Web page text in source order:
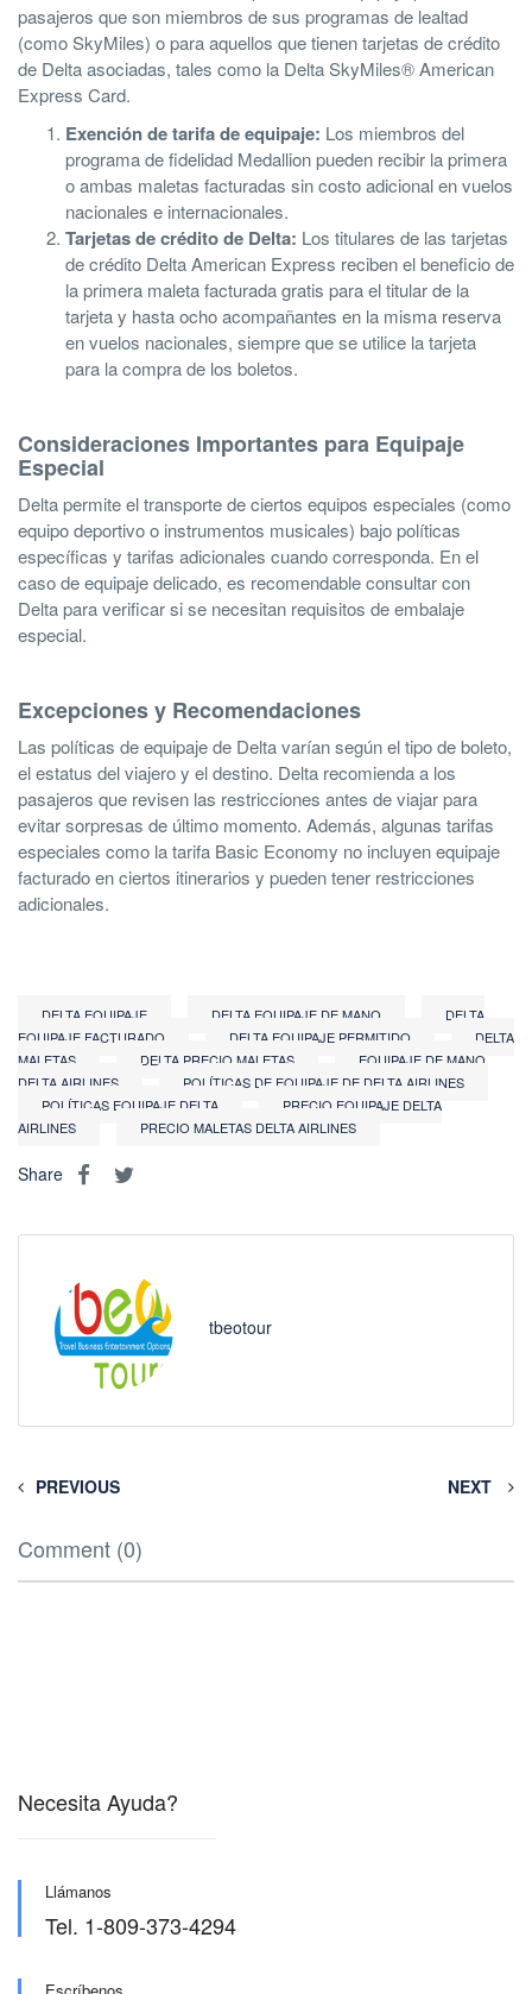
pasajeros que son miembros de sus programas de lealtad
(como SkyMiles) o para aquellos que tienen tarjetas de crédito
de Delta asociadas, tales como la Delta SkyMiles® American
Express Card.
Exención de tarifa de equipaje: Los miembros del
programa de fidelidad Medallion pueden recibir la primera
o ambas maletas facturadas sin costo adicional en vuelos
nacionales e internacionales.
Tarjetas de crédito de Delta: Los titulares de las tarjetas
de crédito Delta American Express reciben el beneficio de
la primera maleta facturada gratis para el titular de la
tarjeta y hasta ocho acompañantes en la misma reserva
en vuelos nacionales, siempre que se utilice la tarjeta
para la compra de los boletos.
Consideraciones Importantes para Equipaje
Especial
Delta permite el transporte de ciertos equipos especiales (como
equipo deportivo o instrumentos musicales) bajo políticas
específicas y tarifas adicionales cuando corresponda. En el
caso de equipaje delicado, es recomendable consultar con
Delta para verificar si se necesitan requisitos de embalaje
especial.
Excepciones y Recomendaciones
Las políticas de equipaje de Delta varían según el tipo de boleto,
el estatus del viajero y el destino. Delta recomienda a los
pasajeros que revisen las restricciones antes de viajar para
evitar sorpresas de último momento. Además, algunas tarifas
especiales como la tarifa Basic Economy no incluyen equipaje
facturado en ciertos itinerarios y pueden tener restricciones
adicionales.
DELTA EQUIPAJE DELTA EQUIPAJE DE MANO
DELTA
EQUIPAJE FACTURADO
DELTA EQUIPAJE PERMITIDO
DELTA
MALETAS
DELTA PRECIO MALETAS
EQUIPAJE DE MANO
DELTA AIRLINES
POLÍTICAS DE EQUIPAJE DE DELTA AIRLINES
POLÍTICAS EQUIPAJE DELTA
PRECIO EQUIPAJE DELTA
AIRLINES
PRECIO MALETAS DELTA AIRLINES
Share
tbeotour
PREVIOUS NEXT
Comment (0)
Necesita Ayuda?
Llámanos
Tel. 1-809-373-4294